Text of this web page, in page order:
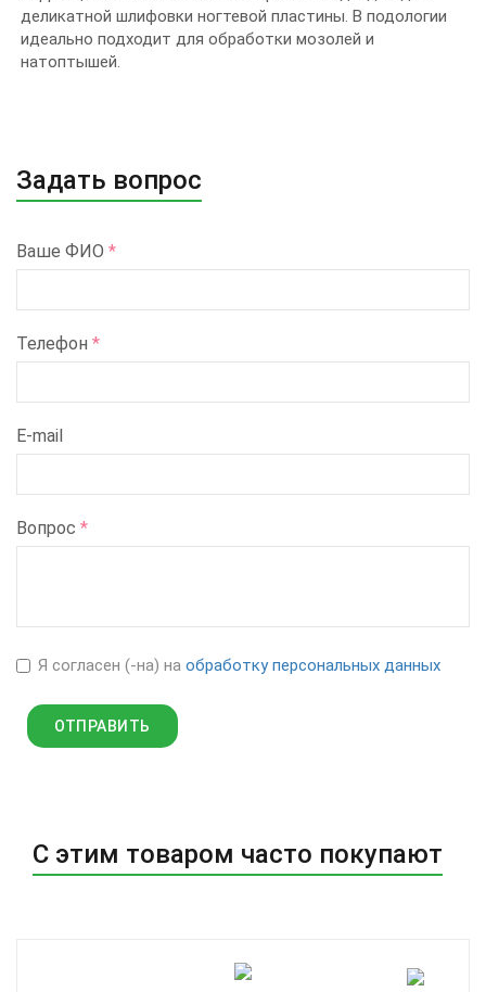
деликатной шлифовки ногтевой пластины. В подологии
идеально подходит для обработки мозолей и
натоптышей.
Задать вопрос
Ваше ФИО *
Телефон *
E-mail
Вопрос *
Я согласен (-на) на обработку персональных данных
С этим товаром часто покупают